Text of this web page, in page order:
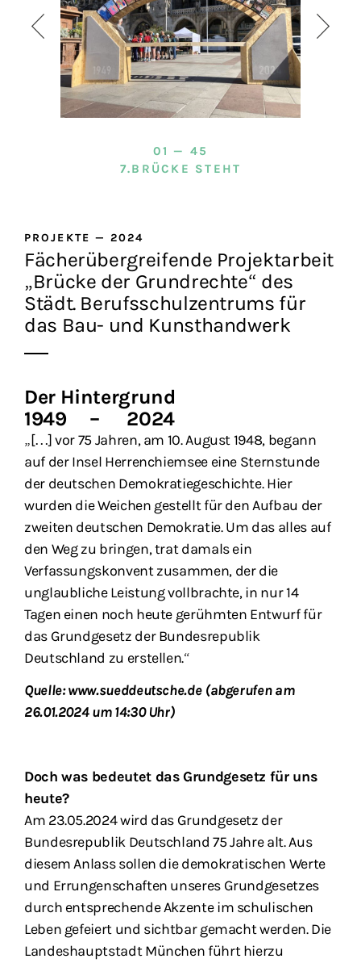
01 — 45
7.BRÜCKE STEHT
PROJEKTE —2024
Fächerübergreifende Projektarbeit
„Brücke der Grundrechte“ des
Städt. Berufsschulzentrums für
das Bau- und Kunsthandwerk
Der Hintergrund
1949 – 2024
„[…] vor 75 Jahren, am 10. August 1948, begann
auf der Insel Herrenchiemsee eine Sternstunde
der deutschen Demokratiegeschichte. Hier
wurden die Weichen gestellt für den Aufbau der
zweiten deutschen Demokratie. Um das alles auf
den Weg zu bringen, trat damals ein
Verfassungskonvent zusammen, der die
unglaubliche Leistung vollbrachte, in nur 14
Tagen einen noch heute gerühmten Entwurf für
das Grundgesetz der Bundesrepublik
Deutschland zu erstellen.“
Quelle: www.sueddeutsche.de (abgerufen am
26.01.2024 um 14:30 Uhr)
Doch was bedeutet das Grundgesetz für uns
heute?
Am 23.05.2024 wird das Grundgesetz der
Bundesrepublik Deutschland 75 Jahre alt. Aus
diesem Anlass sollen die demokratischen Werte
und Errungenschaften unseres Grundgesetzes
durch entsprechende Akzente im schulischen
Leben gefeiert und sichtbar gemacht werden. Die
Landeshauptstadt München führt hierzu